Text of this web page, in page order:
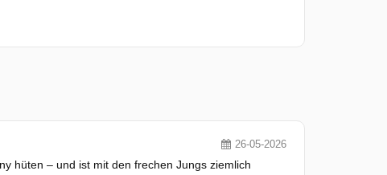
26-05-2026
hüten – und ist mit den frechen Jungs ziemlich